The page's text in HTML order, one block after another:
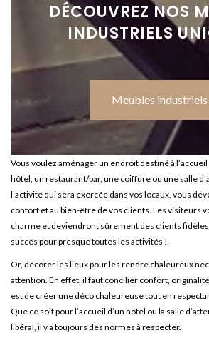
DÉCOUVREZ NOS
INDUSTRIELS
Meubles industriels
Vous voulez aménager un endroit destiné à
hôtel, un restaurant/bar, une coiffure ou une salle
l’activité qui sera exercée dans vos locaux, vous
confort et au bien-être de vos clients. Les visiteurs
charme et deviendront sûrement des clients fidèles.
succès pour presque toutes les activités !
Or, décorer les lieux pour les rendre chaleureux
attention. En effet, il faut concilier confort,
est de créer une déco chaleureuse tout en
Que ce soit pour l’accueil d’un hôtel ou la salle
libéral, il y a toujours des normes à respecter.